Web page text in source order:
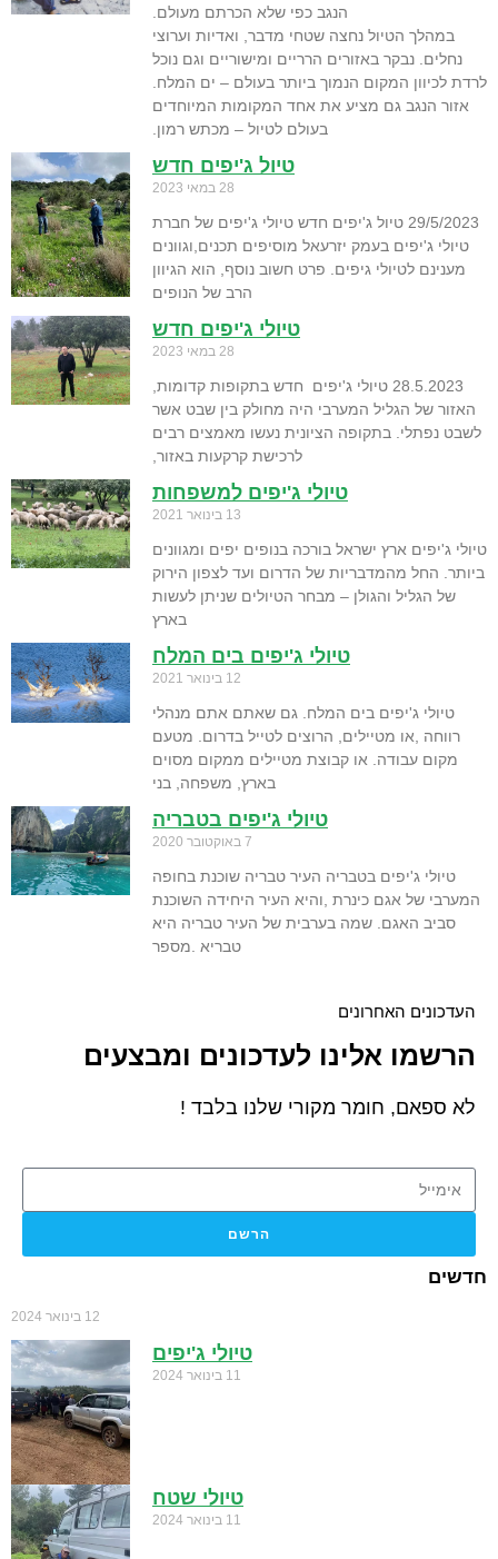
הנגב כפי שלא הכרתם מעולם.
במהלך הטיול נחצה שטחי מדבר, ואדיות וערוצי
נחלים. נבקר באזורים הרריים ומישוריים וגם נוכל
לרדת לכיוון המקום הנמוך ביותר בעולם – ים המלח.
אזור הנגב גם מציע את אחד המקומות המיוחדים
בעולם לטיול – מכתש רמון.
טיול ג'יפים חדש
28 במאי 2023
29/5/2023 טיול ג'יפים חדש טיולי ג'יפים של חברת
טיולי ג'יפים בעמק יזרעאל מוסיפים תכנים,וגוונים
מענינם לטיולי גיפים. פרט חשוב נוסף, הוא הגיוון
הרב של הנופים
טיולי ג'יפים חדש
28 במאי 2023
28.5.2023 טיולי ג'יפים חדש בתקופות קדומות,
האזור של הגליל המערבי היה מחולק בין שבט אשר
לשבט נפתלי. בתקופה הציונית נעשו מאמצים רבים
לרכישת קרקעות באזור,
טיולי ג'יפים למשפחות
13 בינואר 2021
טיולי ג'יפים ארץ ישראל בורכה בנופים יפים ומגוונים
ביותר. החל מהמדבריות של הדרום ועד לצפון הירוק
של הגליל והגולן – מבחר הטיולים שניתן לעשות
בארץ
טיולי ג'יפים בים המלח
12 בינואר 2021
טיולי ג'יפים בים המלח. גם שאתם אתם מנהלי
רווחה ,או מטיילים, הרוצים לטייל בדרום. מטעם
מקום עבודה. או קבוצת מטיילים ממקום מסוים
בארץ, משפחה, בני
טיולי ג'יפים בטבריה
7 באוקטובר 2020
טיולי ג'יפים בטבריה העיר טבריה שוכנת בחופה
המערבי של אגם כינרת ,והיא העיר היחידה השוכנת
סביב האגם. שמה בערבית של העיר טבריה היא
טבריא .מספר
העדכונים האחרונים
הרשמו אלינו לעדכונים ומבצעים
לא ספאם, חומר מקורי שלנו בלבד !
הרשם
חדשים
12 בינואר 2024
טיולי ג'יפים
11 בינואר 2024
טיולי שטח
11 בינואר 2024